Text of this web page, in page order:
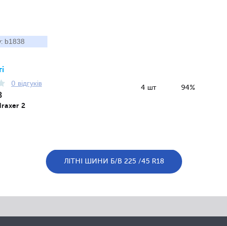
b1838
0 відгуків
2
4 шт 94%
ЛІТНІ ШИНИ Б/В 225 /45 R18